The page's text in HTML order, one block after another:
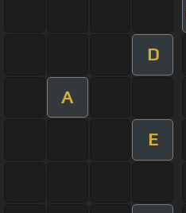
D
A
E